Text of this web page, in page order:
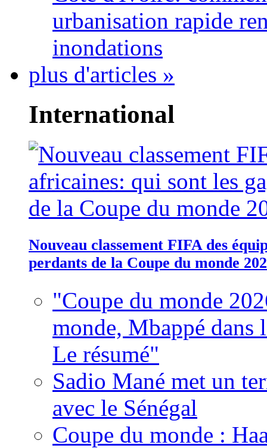
urbanisation rapide
inondations
plus d'articles »
International
Nouveau classement FIFA des
perdants de la Coupe du monde
"Coupe du monde
monde, Mbappé dans
Le résumé"
Sadio Mané met un
avec le Sénégal
Coupe du monde :